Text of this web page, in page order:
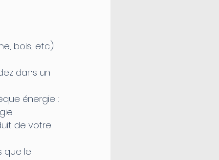
bois, etc.).
dans un
énergie :
de votre
que le